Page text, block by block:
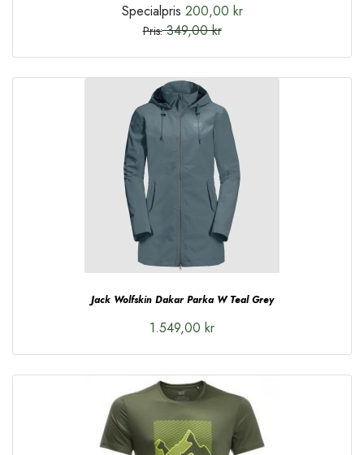
Specialpris 200,00 kr
Pris: 349,00 kr
Jack Wolfskin Dakar Parka W Teal Grey
1.549,00 kr